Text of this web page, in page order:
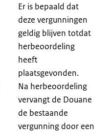
Er is bepaald dat
deze vergunningen
geldig blijven totdat
herbeoordeling
heeft
plaatsgevonden.
Na herbeoordeling
vervangt de Douane
de bestaande
vergunning door een